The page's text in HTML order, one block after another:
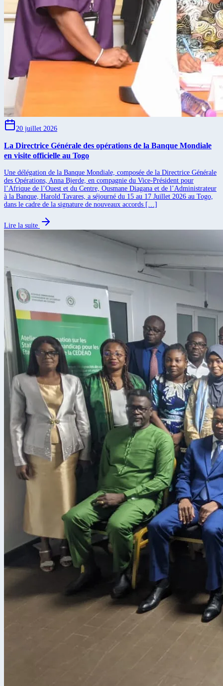
20 juillet 2026
La Directrice Générale des opérations de la Banque Mondiale
en visite officielle au Togo
Une délégation de la Banque Mondiale, composée de la Directrice Générale
des Opérations, Anna Bjerde, en compagnie du Vice-Président pour
l’Afrique de l’Ouest et du Centre, Ousmane Diagana et de l’Administrateur
à la Banque, Harold Tavares, a séjourné du 15 au 17 Juillet 2026 au Togo,
dans le cadre de la signature de nouveaux accords […]
Lire la suite